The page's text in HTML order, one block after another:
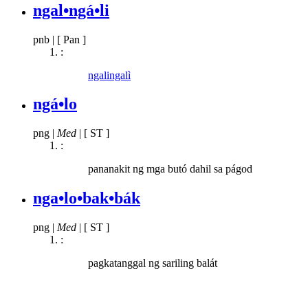
ngal•ngá•li
pnb | [ Pan ]
:
ngalingalì
ngá•lo
png | Med | [ ST ]
:
pananakit ng mga butó dahil sa págod
nga•lo•bak•bák
png | Med | [ ST ]
:
pagkatanggal ng sariling balát